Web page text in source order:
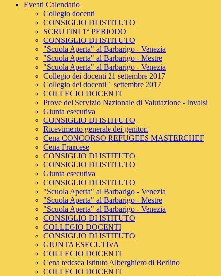
Eventi Calendario
Collegio docenti
CONSIGLIO DI ISTITUTO
SCRUTINI 1° PERIODO
CONSIGLIO DI ISTITUTO
"Scuola Aperta" al Barbarigo - Venezia
"Scuola Aperta" al Barbarigo - Mestre
"Scuola Aperta" al Barbarigo - Venezia
Collegio dei docenti 21 settembre 2017
Collegio dei docenti 1 settembre 2017
COLLEGIO DOCENTI
Prove del Servizio Nazionale di Valutazione - Invalsi
Giunta esecutiva
CONSIGLIO DI ISTITUTO
Ricevimento generale dei genitori
Cena CONCORSO REFUGEES MASTERCHEF
Cena Francese
CONSIGLIO DI ISTITUTO
CONSIGLIO DI ISTITUTO
Giunta esecutiva
CONSIGLIO DI ISTITUTO
"Scuola Aperta" al Barbarigo - Venezia
"Scuola Aperta" al Barbarigo - Mestre
"Scuola Aperta" al Barbarigo - Venezia
CONSIGLIO DI ISTITUTO
COLLEGIO DOCENTI
CONSIGLIO DI ISTITUTO
GIUNTA ESECUTIVA
COLLEGIO DOCENTI
Cena tedesca Istituto Alberghiero di Berlino
COLLEGIO DOCENTI